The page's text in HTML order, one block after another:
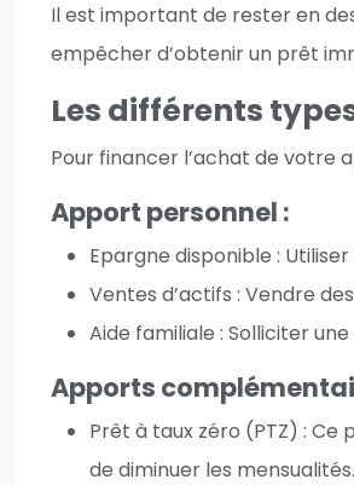
Il est important de rester en
empêcher d’obtenir un prêt
Les différents
Pour financer l’achat de votre
Apport personnel :
Epargne disponible :
Ventes d’actifs : Vendre
Aide familiale : Solliciter
Apports
Prêt à taux zéro (PTZ) :
de diminuer les mensualités.